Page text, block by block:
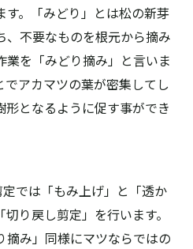
す。「みどり」とは松の新芽
、不要なものを根元から摘み
を「みどり摘み」と言いま
アカマツの葉が密集してし
形となるように促す事ができ
では「もみ上げ」と「透か
り戻し剪定」を行います。
摘み」同様にマツならではの